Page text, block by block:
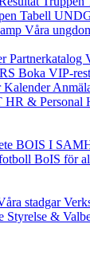
Tabell
Våra
Partnerkatalog
Boka VIP-
Kalender
HR & Personal
BOIS I
BoIS för
stadgar
Styrelse &